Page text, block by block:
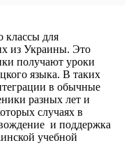
классы для
из Украины. Это
получают уроки
языка. В таких
в обычные
разных лет и
случаях в
и поддержка
учебной